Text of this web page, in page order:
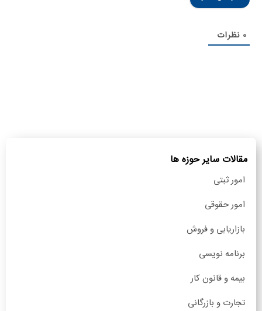
0 نظرات
مقالات سایر حوزه ها
امور ثبتی
امور حقوقی
بازاریابی و فروش
برنامه نویسی
بیمه و قانون کار
تجارت و بازرگانی